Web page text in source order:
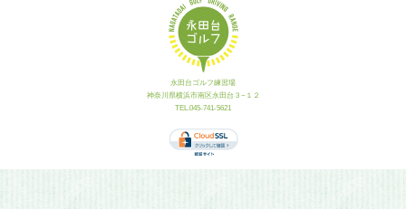
永田台ゴルフ練習場
神奈川県横浜市南区永田台３−１２
TEL.045-741-5621